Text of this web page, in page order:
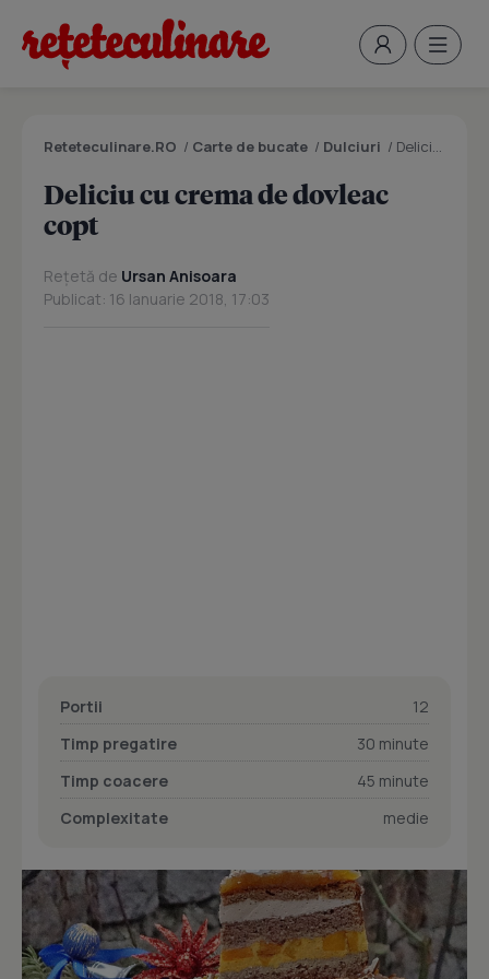
Reteteculinare.RO / Carte de bucate / Dulciuri / Deliciu cu crema de dovleac copt
Deliciu cu crema de dovleac
copt
Rețetă de Ursan Anisoara
Publicat: 16 Ianuarie 2018, 17:03
Portii
12
Timp pregatire
30 minute
Timp coacere
45 minute
Complexitate
medie